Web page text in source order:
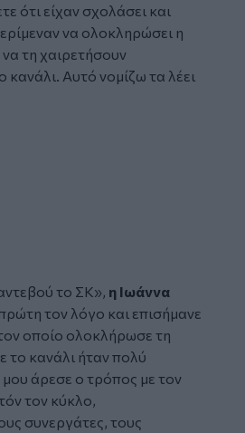
ότι είχαν σχολάσει και
να ολοκληρώσει η
να τη χαιρετήσουν
Αυτό νομίζω τα λέει
το ΣΚ», η Ιωάννα
τον λόγο και επισήμανε
οποίο ολοκλήρωσε τη
το κανάλι ήταν πολύ
άρεσε ο τρόπος με τον
τον κύκλο,
συνεργάτες, τους